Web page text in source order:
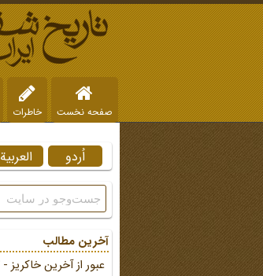
صفحه نخست خاطرات
العربية اُردو
آخرین مطالب
عبور از آخرین خاکریز - 27